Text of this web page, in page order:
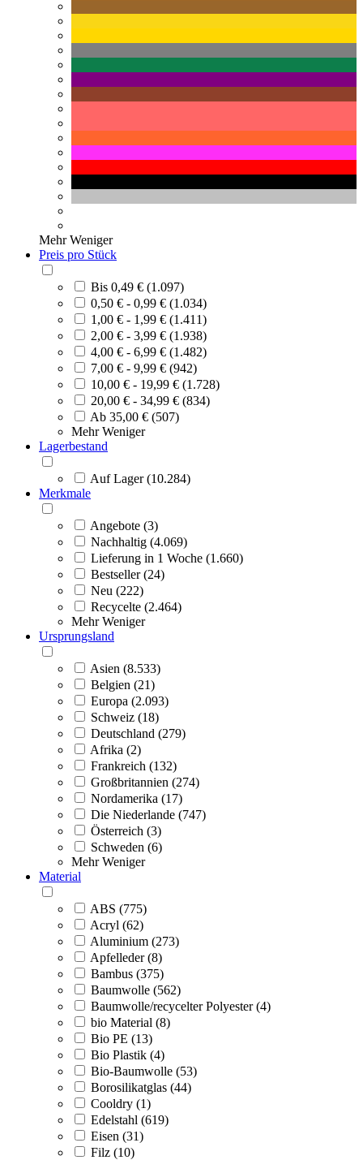
Mehr Weniger
Preis pro Stück
Bis 0,49 € (1.097)
0,50 € - 0,99 € (1.034)
1,00 € - 1,99 € (1.411)
2,00 € - 3,99 € (1.938)
4,00 € - 6,99 € (1.482)
7,00 € - 9,99 € (942)
10,00 € - 19,99 € (1.728)
20,00 € - 34,99 € (834)
Ab 35,00 € (507)
Mehr Weniger
Lagerbestand
Auf Lager (10.284)
Merkmale
Angebote (3)
Nachhaltig (4.069)
Lieferung in 1 Woche (1.660)
Bestseller (24)
Neu (222)
Recycelte (2.464)
Mehr Weniger
Ursprungsland
Asien (8.533)
Belgien (21)
Europa (2.093)
Schweiz (18)
Deutschland (279)
Afrika (2)
Frankreich (132)
Großbritannien (274)
Nordamerika (17)
Die Niederlande (747)
Österreich (3)
Schweden (6)
Mehr Weniger
Material
ABS (775)
Acryl (62)
Aluminium (273)
Apfelleder (8)
Bambus (375)
Baumwolle (562)
Baumwolle/recycelter Polyester (4)
bio Material (8)
Bio PE (13)
Bio Plastik (4)
Bio-Baumwolle (53)
Borosilikatglas (44)
Cooldry (1)
Edelstahl (619)
Eisen (31)
Filz (10)